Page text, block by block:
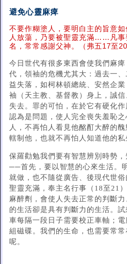
避免心靈麻痺
不要作糊塗人，要明白主的旨意
人放蕩，乃要被聖靈充滿……凡事
名，常常感謝父神。（弗五17至20
今日世代有很多東西會使我們麻
代，領袖的危機尤其大：過去一
益失落，如柯林頓總統、安然企
袖（天主教、基督教）身上，誠
失去。罪的可怕，在於它有硬化
認為是問題，使人完全喪失羞恥
人，不再怕人看見他酩酊大醉的
轄制他，也就不再怕人知道他的私
保羅勸勉我們要有智慧辨別時勢，
──首先，要以智慧的心來生活。
就做，也不隨從廣告、後現代世
聖靈充滿，奉主名行事（18至21
麻醉劑，會使人失去正常的判斷
的生活卻是具有判斷力的生活。
車每隔一段日子需要校正車軸；
組磁碟。我們的生命，也需要常
呢。